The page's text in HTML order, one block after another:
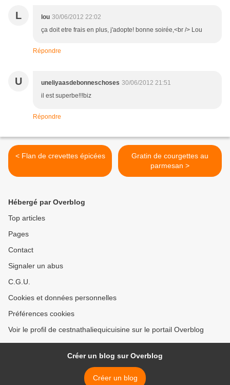
L lou 30/06/2012 22:02
ça doit etre frais en plus, j'adopte! bonne soirée,<br /> Lou
Répondre
U uneliyaasdebonneschoses 30/06/2012 21:51
il est superbe!!!biz
Répondre
< Flan de crevettes épicées
Gratin de courgettes au
parmesan >
Hébergé par Overblog
Top articles
Pages
Contact
Signaler un abus
C.G.U.
Cookies et données personnelles
Préférences cookies
Voir le profil de cestnathaliequicuisine sur le portail Overblog
Créer un blog sur Overblog
Créer un blog